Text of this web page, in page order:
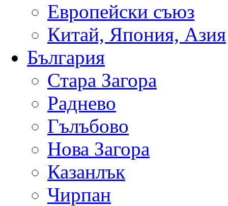
Европейски съюз
Китай, Япония, Азия
България
Стара Загора
Раднево
Гълъбово
Нова Загора
Казанлък
Чирпан